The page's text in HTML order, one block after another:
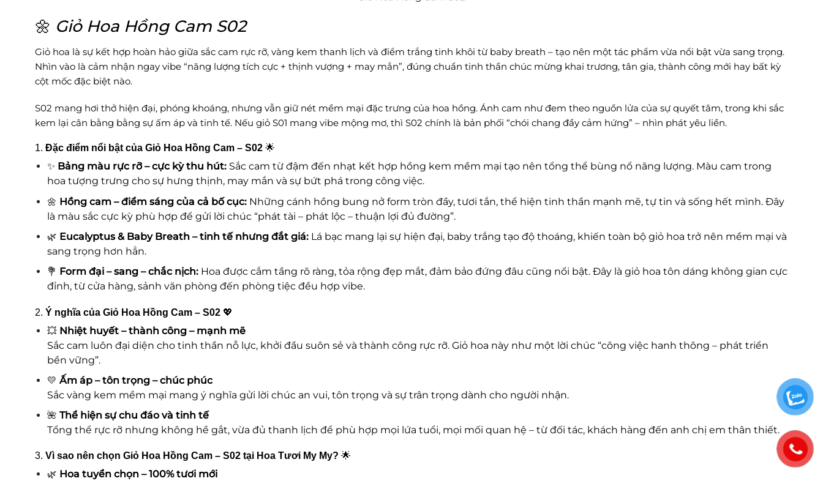
🌼 Giỏ Hoa Hồng Cam S02
Giỏ hoa là sự kết hợp hoàn hảo giữa sắc cam rực rỡ, vàng kem thanh lịch và điểm trắng tinh khôi từ baby breath – tạo nên một tác phẩm vừa nổi bật vừa sang trọng.
Nhìn vào là cảm nhận ngay vibe “năng lượng tích cực + thịnh vượng + may mắn”, đúng chuẩn tinh thần chúc mừng khai trương, tân gia, thành công mới hay bất kỳ
cột mốc đặc biệt nào.
S02 mang hơi thở hiện đại, phóng khoáng, nhưng vẫn giữ nét mềm mại đặc trưng của hoa hồng. Ánh cam như đem theo nguồn lửa của sự quyết tâm, trong khi sắc
kem lại cân bằng bằng sự ấm áp và tinh tế. Nếu giỏ S01 mang vibe mộng mơ, thì S02 chính là bản phối “chói chang đầy cảm hứng” – nhìn phát yêu liền.
1. Đặc điểm nổi bật của Giỏ Hoa Hồng Cam – S02 🌟
✨ Bảng màu rực rỡ – cực kỳ thu hút: Sắc cam từ đậm đến nhạt kết hợp hồng kem mềm mại tạo nên tổng thể bùng nổ năng lượng. Màu cam trong
hoa tượng trưng cho sự hưng thịnh, may mắn và sự bứt phá trong công việc.
🌼 Hồng cam – điểm sáng của cả bố cục: Những cánh hồng bung nở form tròn đầy, tươi tắn, thể hiện tinh thần mạnh mẽ, tự tin và sống hết mình. Đây
là màu sắc cực kỳ phù hợp để gửi lời chúc “phát tài – phát lộc – thuận lợi đủ đường”.
🌿 Eucalyptus & Baby Breath – tinh tế nhưng đắt giá: Lá bạc mang lại sự hiện đại, baby trắng tạo độ thoáng, khiến toàn bộ giỏ hoa trở nên mềm mại và
sang trọng hơn hẳn.
💐 Form đại – sang – chắc nịch: Hoa được cắm tầng rõ ràng, tỏa rộng đẹp mắt, đảm bảo đứng đâu cũng nổi bật. Đây là giỏ hoa tôn dáng không gian cực
đỉnh, từ cửa hàng, sảnh văn phòng đến phòng tiệc đều hợp vibe.
2. Ý nghĩa của Giỏ Hoa Hồng Cam – S02 💖
💥 Nhiệt huyết – thành công – mạnh mẽ
Sắc cam luôn đại diện cho tinh thần nỗ lực, khởi đầu suôn sẻ và thành công rực rỡ. Giỏ hoa này như một lời chúc “công việc hanh thông – phát triển
bền vững”.
💛Ấm áp – tôn trọng – chúc phúc
Sắc vàng kem mềm mại mang ý nghĩa gửi lời chúc an vui, tôn trọng và sự trân trọng dành cho người nhận.
🌺Thể hiện sự chu đáo và tinh tế
Tổng thể rực rỡ nhưng không hề gắt, vừa đủ thanh lịch để phù hợp mọi lứa tuổi, mọi mối quan hệ – từ đối tác, khách hàng đến anh chị em thân thiết.
3. Vì sao nên chọn Giỏ Hoa Hồng Cam – S02 tại Hoa Tươi My My? 🌟
🌿 Hoa tuyển chọn – 100% tươi mới